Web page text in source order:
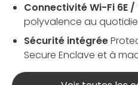
Connectivité Wi-Fi 6E
polyvalence au
Sécurité intégrée
Secure Enclave et à